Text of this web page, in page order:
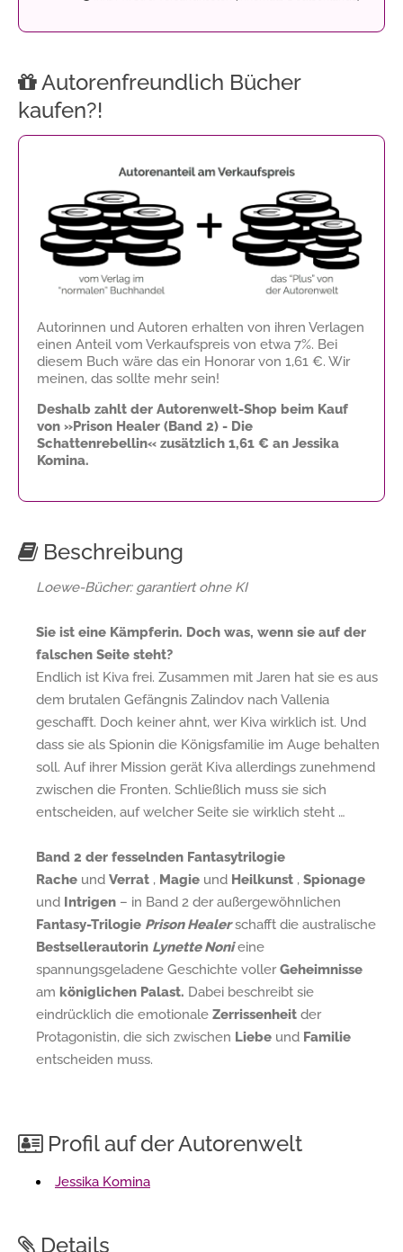
Autorenfreundlich Bücher
kaufen?!
Autorinnen und Autoren erhalten von ihren Verlagen
einen Anteil vom Verkaufspreis von etwa 7%. Bei
diesem Buch wäre das ein Honorar von 1,61 €. Wir
meinen, das sollte mehr sein!
Deshalb zahlt der Autorenwelt-Shop beim Kauf
von »Prison Healer (Band 2) - Die
Schattenrebellin« zusätzlich 1,61 € an Jessika
Komina.
Beschreibung
Loewe-Bücher: garantiert ohne KI
Sie ist eine Kämpferin. Doch was, wenn sie auf der
falschen Seite steht?
Endlich ist Kiva frei. Zusammen mit Jaren hat sie es aus
dem brutalen Gefängnis Zalindov nach Vallenia
geschafft. Doch keiner ahnt, wer Kiva wirklich ist. Und
dass sie als Spionin die Königsfamilie im Auge behalten
soll. Auf ihrer Mission gerät Kiva allerdings zunehmend
zwischen die Fronten. Schließlich muss sie sich
entscheiden, auf welcher Seite sie wirklich steht …
Band 2 der fesselnden Fantasytrilogie
Rache und Verrat , Magie und Heilkunst , Spionage
und Intrigen – in Band 2 der außergewöhnlichen
Fantasy-Trilogie Prison Healer schafft die australische
Bestsellerautorin Lynette Noni eine
spannungsgeladene Geschichte vollerGeheimnisse
am königlichen Palast. Dabei beschreibt sie
eindrücklich die emotionale Zerrissenheit der
Protagonistin, die sich zwischen Liebe und Familie
entscheiden muss.
Profil auf der Autorenwelt
Jessika Komina
Details